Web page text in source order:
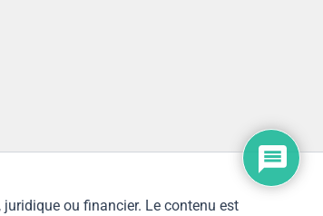
ou financier. Le contenu est